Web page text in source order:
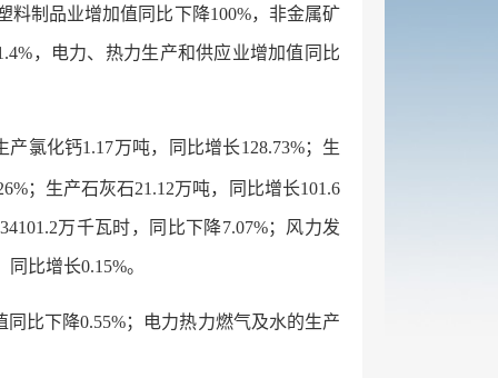
料制品业增加值同比下降100%，非金属矿
，电力、热力生产和供应业增加值同比
氯化钙1.17万吨，同比增长128.73%；生
；生产石灰石21.12万吨，同比增长101.6
万千瓦时，同比下降7.07%；风力发
比增长0.15%。
比下降0.55%；电力热力燃气及水的生产